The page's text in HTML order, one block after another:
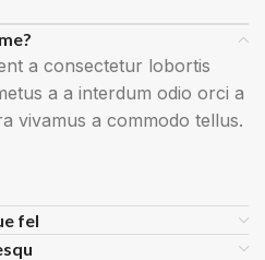
a consectetur lobortis
a a interdum odio orci a
vivamus a commodo tellus.
fel